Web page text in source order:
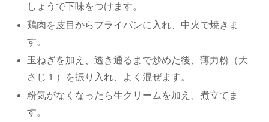
しょうで下味をつけます。
鶏肉を皮目からフライパンに入れ、中火で焼きま
す。
玉ねぎを加え、透き通るまで炒めた後、薄力粉（大
さじ１）を振り入れ、よく混ぜます。
粉気がなくなったら生クリームを加え、煮立てま
す。